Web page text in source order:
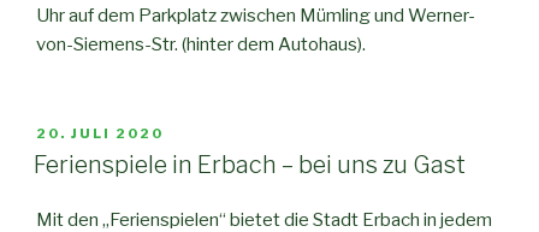
Uhr auf dem Parkplatz zwischen Mümling und Werner-
von-Siemens-Str. (hinter dem Autohaus).
20. JULI 2020
Ferienspiele in Erbach – bei uns zu Gast
Mit den „Ferienspielen“ bietet die Stadt Erbach in jedem